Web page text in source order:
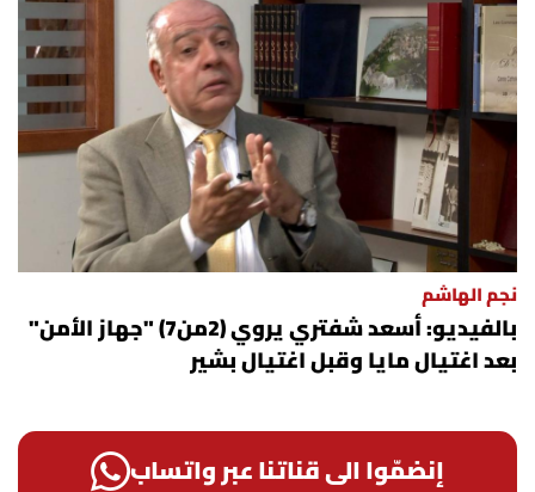
نجم الهاشم
بالفيديو: أسعد شفتري يروي (2من7) "جهاز الأمن"
بعد اغتيال مايا وقبل اغتيال بشير
إنضمّوا الى قناتنا عبر واتساب